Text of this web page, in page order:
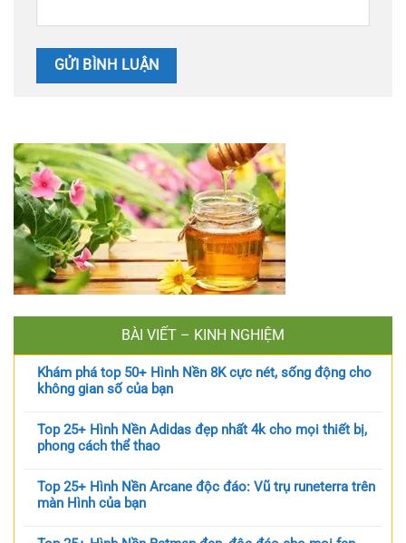
BÀI VIẾT – KINH NGHIỆM
Khám phá top 50+ Hình Nền 8K cực nét, sống động cho
không gian số của bạn
Top 25+ Hình Nền Adidas đẹp nhất 4k cho mọi thiết bị,
phong cách thể thao
Top 25+ Hình Nền Arcane độc đáo: Vũ trụ runeterra trên
màn Hình của bạn